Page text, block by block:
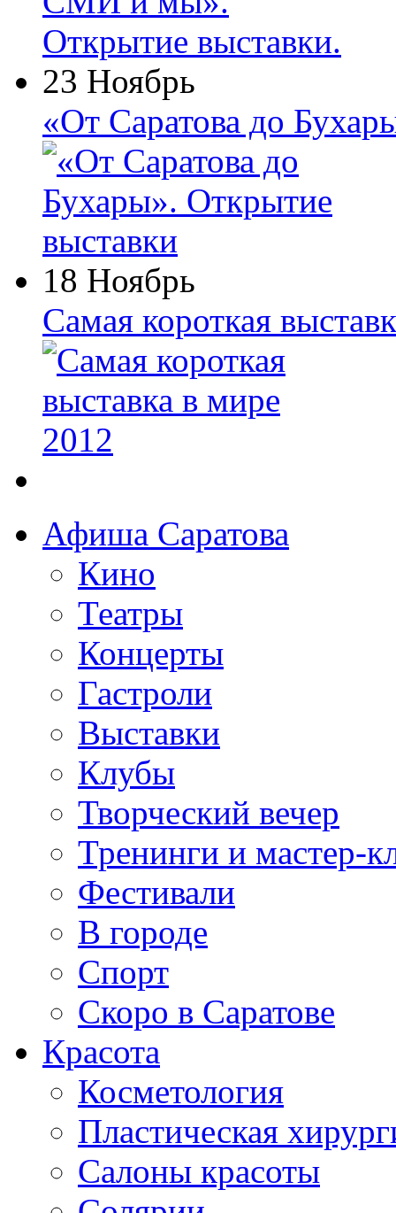
23 Ноябрь
«От Саратова до
18 Ноябрь
Самая короткая
Афиша Саратова
Кино
Театры
Концерты
Гастроли
Выставки
Клубы
Творческий вечер
Тренинги и мастер-
Фестивали
В городе
Спорт
Скоро в Саратове
Красота
Косметология
Пластическая
Салоны красоты